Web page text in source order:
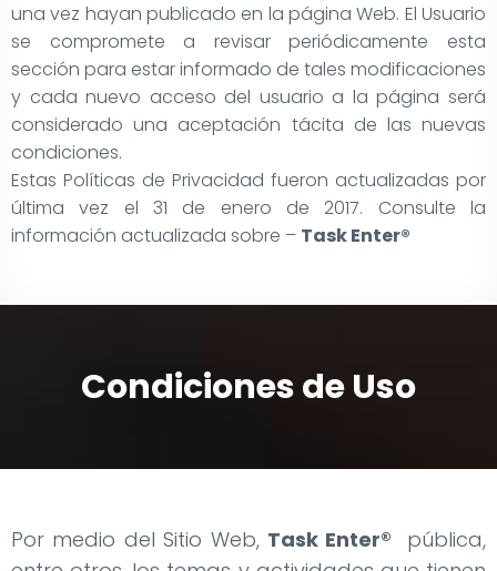
una vez hayan publicado en la página Web. El Usuario
se compromete a revisar periódicamente esta
sección para estar informado de tales modificaciones
y cada nuevo acceso del usuario a la página será
considerado una aceptación tácita de las nuevas
condiciones.
Estas Políticas de Privacidad fueron actualizadas por
última vez el 31 de enero de 2017. Consulte la
información actualizada sobre – Task Enter®
Condiciones de Uso
Por medio del Sitio Web, Task Enter®
pública,